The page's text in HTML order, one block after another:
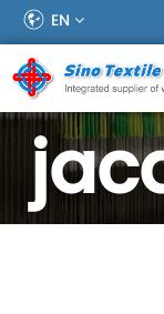
EN